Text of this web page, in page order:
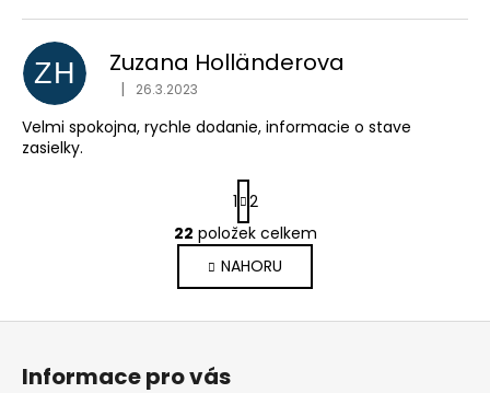
ZH Zuzana Holländerova
Hodnocení obchodu je 5 z 5 hvězdiček.
| 26.3.2023
Velmi spokojna, rychle dodanie, informacie o stave
zasielky.
O
v
l
á
S
t
r
á
n
k
1 2
22 položek celkem
NAHORU
Z
Informace pro vás